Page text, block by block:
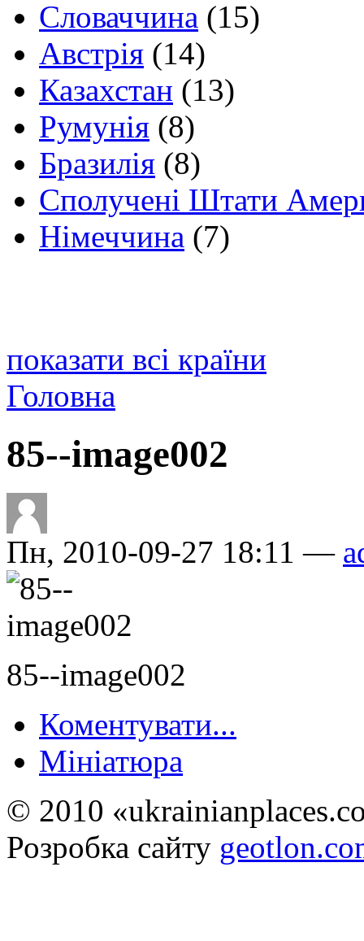
Словаччина (15)
Австрія (14)
Казахстан (13)
Румунія (8)
Бразилія (8)
Сполучені Штати
Німеччина (7)
показати всі країни
Головна
85--image002
Пн, 2010-09-27 18:11 —
85--image002
Коментувати...
Мініатюра
© 2010
Розробка сайту